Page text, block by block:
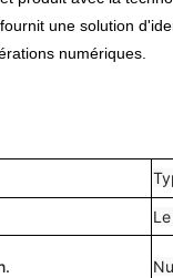
une solution
numériques.